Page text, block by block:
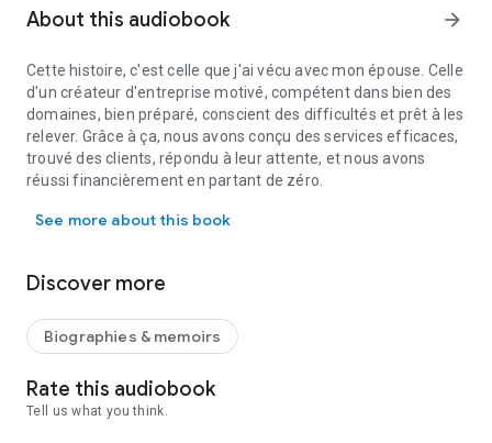
About this audiobook arrow_forward
Cette histoire, c'est celle que j'ai vécu avec mon épouse. Celle
d'un créateur d'entreprise motivé, compétent dans bien des
domaines, bien préparé, conscient des difficultés et prêt à les
relever. Grâce à ça, nous avons conçu des services efficaces,
trouvé des clients, répondu à leur attente, et nous avons
réussi financièrement en partant de zéro.
législative, des délires du droit du travail, et de l'assommoir
parfois si aberrantes qu'elles en deviennent amusantes.
radicalement simplifier la vie des entrepreneurs.
See more about this book
Discover more
Biographies & memoirs
Rate this audiobook
Tell us what you think.